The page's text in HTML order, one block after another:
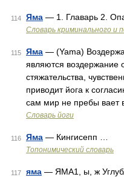
114 Яма — 1. Главарь 2.
Словарь криминального и
115 Яма — (Yama)
являются воздержание
стяжательства,
приводит йога к
сам мир не пребы вает
Словарь йоги
116 Яма — Кингисепп …
Топонимический словарь
117 яма — ЯМА1, ы, ж